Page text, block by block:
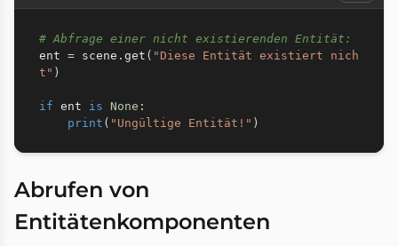
# Abfrage einer nicht existierenden Entität:
ent = scene . get ( "Diese Entität existiert nich
t" )
if ent is None :
print ( "Ungültige Entität!" )
Abrufen von
Entitätenkomponenten